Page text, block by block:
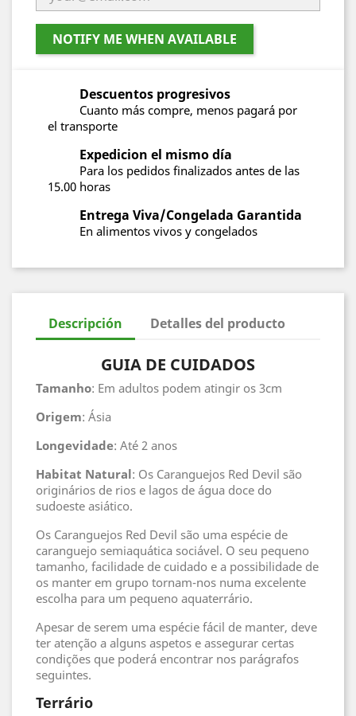
NOTIFY ME WHEN AVAILABLE
Descuentos progresivos
Cuanto más compre, menos pagará por
el transporte
Expedicion el mismo día
Para los pedidos finalizados antes de las
15.00 horas
Entrega Viva/Congelada Garantida
En alimentos vivos y congelados
Descripción Detalles del producto
GUIA DE CUIDADOS
Tamanho: Em adultos podem atingir os 3cm
Origem: Ásia
Longevidade: Até 2 anos
Habitat Natural: Os Caranguejos Red Devil são
originários de rios e lagos de água doce do
sudoeste asiático.
Os Caranguejos Red Devil são uma espécie de
caranguejo semiaquática sociável. O seu pequeno
tamanho, facilidade de cuidado e a possibilidade de
os manter em grupo tornam-nos numa excelente
escolha para um pequeno aquaterrário.
Apesar de serem uma espécie fácil de manter, deve
ter atenção a alguns aspetos e assegurar certas
condições que poderá encontrar nos parágrafos
seguintes.
Terrário